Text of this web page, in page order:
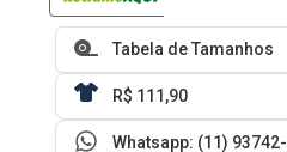
Tabela de Tamanhos
R$ 111,90
Whatsapp: (11)